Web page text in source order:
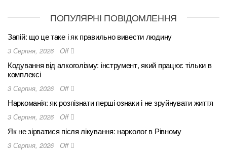
ПОПУЛЯРНІ ПОВІДОМЛЕННЯ
Запій: що це таке і як правильно вивести людину
3 Серпня, 2026 Off
Кодування від алкоголізму: інструмент, який працює тільки в
комплексі
3 Серпня, 2026 Off
Наркоманія: як розпізнати перші ознаки і не зруйнувати життя
3 Серпня, 2026 Off
Як не зірватися після лікування: нарколог в Рівному
3 Серпня, 2026 Off